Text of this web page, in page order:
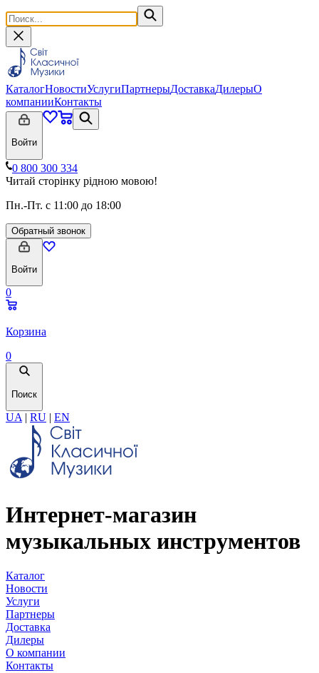
КаталогНовостиУслугиПартнерыДоставкаДилерыО
компанииКонтакты
Войти
0 800 300 334
Читай сторінку рідною мовою!
Пн.-Пт. с 11:00 до 18:00
Обратный звонок
Войти
0
Корзина
0
Поиск
UA | RU | EN
Интернет-магазин
музыкальных инструментов
Каталог
Новости
Услуги
Партнеры
Доставка
Дилеры
О компании
Контакты